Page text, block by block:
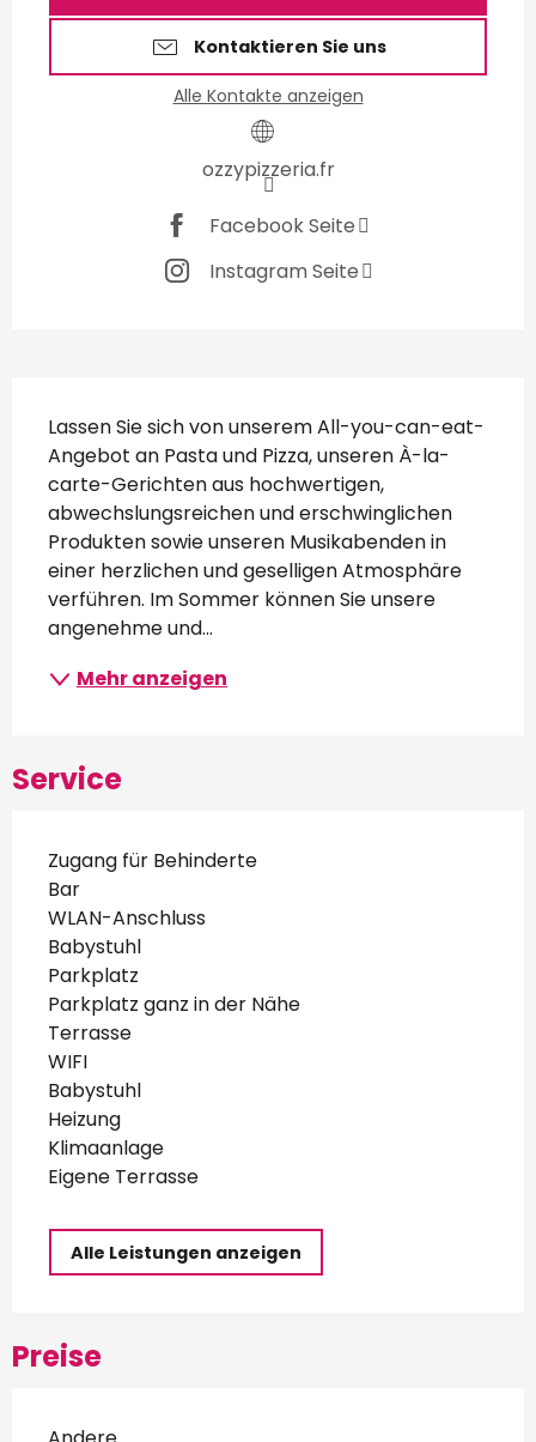
Kontaktieren Sie uns
Alle Kontakte anzeigen
ozzypizzeria.fr
Facebook Seite
Instagram Seite
Beschreibung
Lassen Sie sich von unserem All-you-can-eat-
Angebot an Pasta und Pizza, unseren À-la-
carte-Gerichten aus hochwertigen,
abwechslungsreichen und erschwinglichen
Produkten sowie unseren Musikabenden in
einer herzlichen und geselligen Atmosphäre
verführen. Im Sommer können Sie unsere
angenehme und...
Mehr anzeigen
Service
Zugang für Behinderte
Bar
WLAN-Anschluss
Babystuhl
Parkplatz
Parkplatz ganz in der Nähe
Terrasse
WIFI
Babystuhl
Heizung
Klimaanlage
Eigene Terrasse
Alle Leistungen anzeigen
Preise